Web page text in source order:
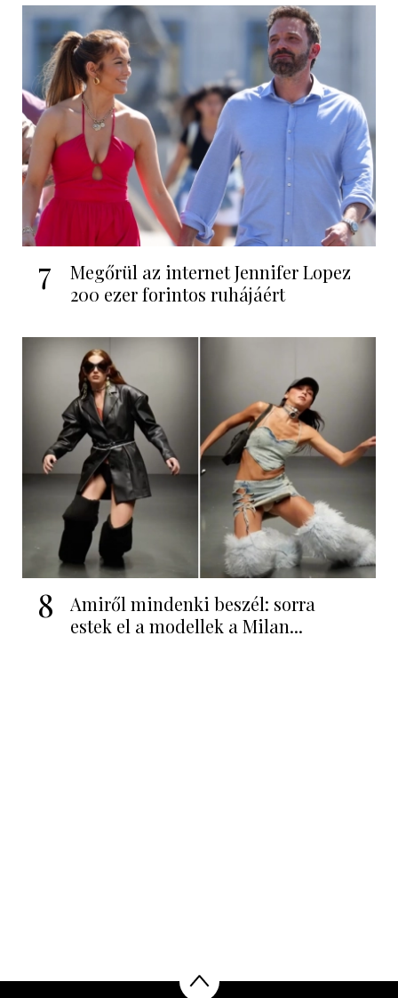
7
Megőrül az internet Jennifer Lopez
200 ezer forintos ruhájáért
8
Amiről mindenki beszél: sorra
estek el a modellek a Milan...